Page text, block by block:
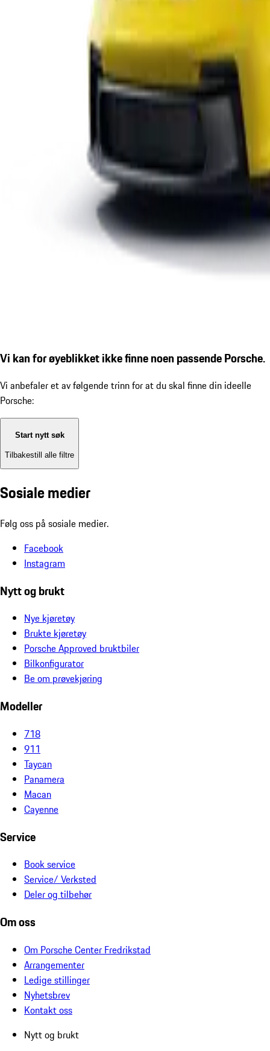
Vi kan for øyeblikket ikke finne noen passende Porsche.
Vi anbefaler et av følgende trinn for at du skal finne din ideelle
Porsche:
Start nytt søk
Tilbakestill alle filtre
Sosiale medier
Følg oss på sosiale medier.
Facebook
Instagram
Nytt og brukt
Nye kjøretøy
Brukte kjøretøy
Porsche Approved bruktbiler
Bilkonfigurator
Be om prøvekjøring
Modeller
718
911
Taycan
Panamera
Macan
Cayenne
Service
Book service
Service/ Verksted
Deler og tilbehør
Om oss
Om Porsche Center Fredrikstad
Arrangementer
Ledige stillinger
Nyhetsbrev
Kontakt oss
Nytt og brukt